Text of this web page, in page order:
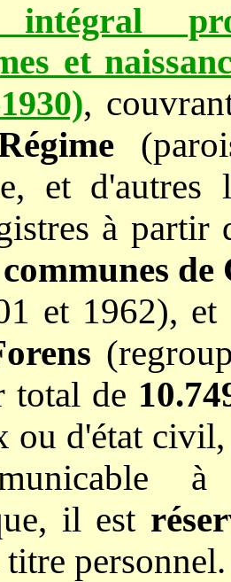
intégral
et
,
et
à
et 1962),
total de
ou d'état
il est
titre personnel.